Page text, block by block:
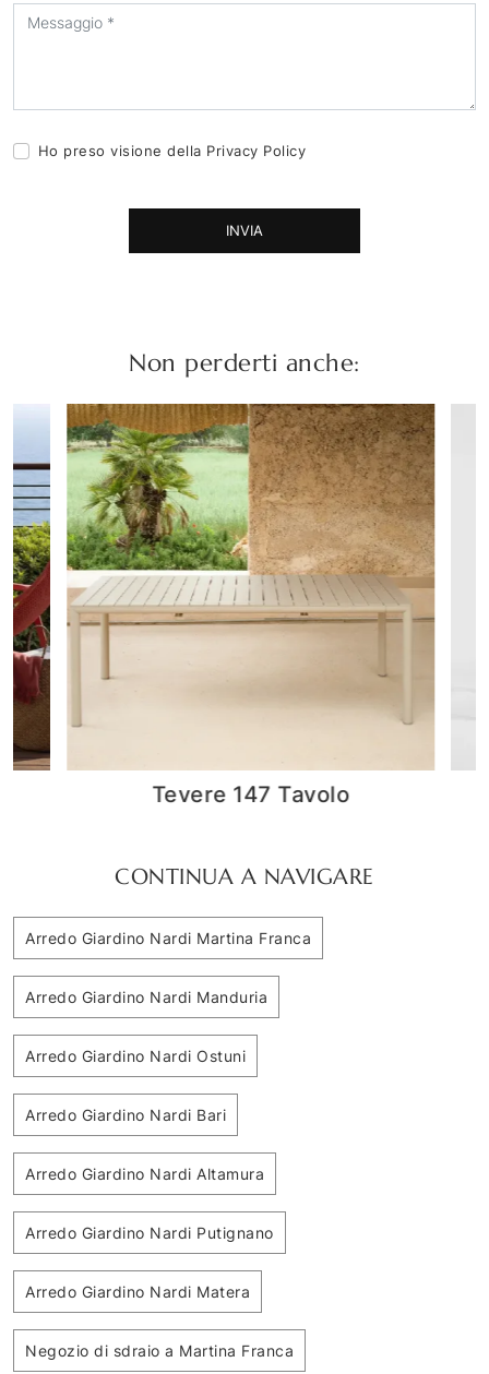
Ho preso visione della Privacy Policy
INVIA
Non perderti anche:
Tevere 147 Tavolo
CONTINUA A NAVIGARE
Arredo Giardino Nardi Martina Franca
Arredo Giardino Nardi Manduria
Arredo Giardino Nardi Ostuni
Arredo Giardino Nardi Bari
Arredo Giardino Nardi Altamura
Arredo Giardino Nardi Putignano
Arredo Giardino Nardi Matera
Negozio di sdraio a Martina Franca